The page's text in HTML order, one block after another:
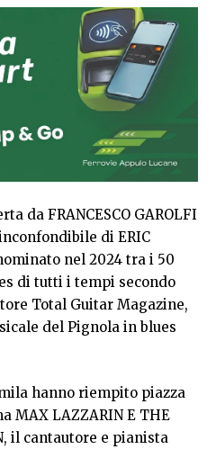
da FRANCESCO GAROLFI
di ERIC
nel 2024 tra i 50
di tutti i tempi secondo
Total Guitar Magazine,
del Pignola in blues
hanno riempito piazza
MAX LAZZARIN E THE
il cantautore e pianista